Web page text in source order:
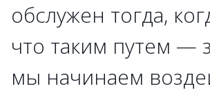
обслужен тогда,
что таким путем —
мы начинаем